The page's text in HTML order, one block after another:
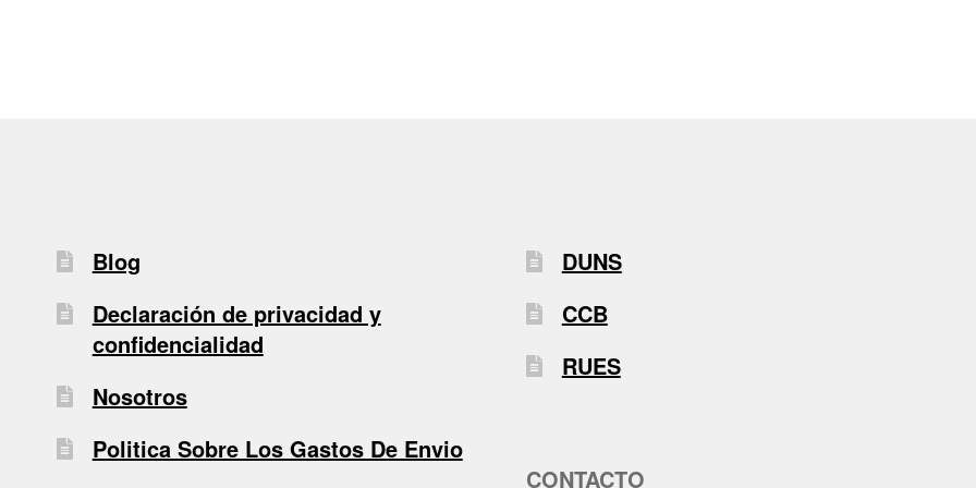
Blog
Declaración de privacidad y
confidencialidad
Nosotros
Politica Sobre Los Gastos De Envio
DUNS
CCB
RUES
CONTACTO